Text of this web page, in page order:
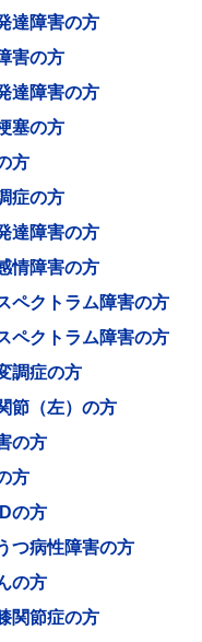
達障害の方
害の方
達障害の方
塞の方
方
症の方
達障害の方
情障害の方
ペクトラム障害の方
ペクトラム障害の方
調症の方
節（左）の方
の方
方
の方
つ病性障害の方
の方
関節症の方